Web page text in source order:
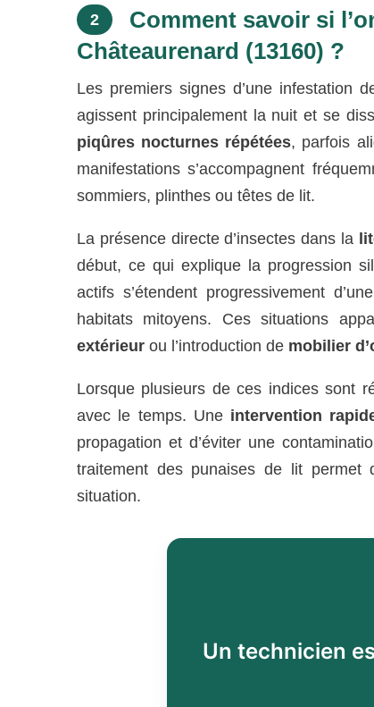
2
Comment savoir si
Châteaurenard (13160) ?
Les premiers signes d’une infestation
agissent principalement la nuit et se
piqûres nocturnes répétées, parfois
manifestations s’accompagnent
sommiers, plinthes ou têtes de lit.
La présence directe d’insectes dans la
début, ce qui explique la progression
actifs s’étendent progressivement
habitats mitoyens. Ces situations
extérieurou l’introduction de mobilier
Lorsque plusieurs de ces indices sont
avec le temps. Une intervention
propagation et d’éviter une
traitement des punaises de lit permet
situation.
Un technicien